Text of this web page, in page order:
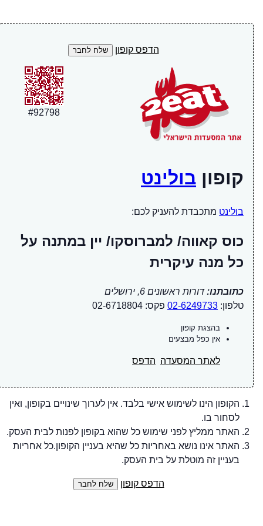
הדפס קופון
#92798
קופון בולינט
בולינט מתכבדת להעניק לכם:
כוס קאווה/ למברוסקו/ יין במתנה על
כל מנה עיקרית
כתובתנו:דורות ראשונים 6, ירושלים
טלפון: 02-6249733 פקס: 02-6718804
בהצגת קופון
אין כפל מבצעים
לאתר המסעדה הדפס
הקופון הינו לשימוש אישי בלבד. אין לערוך שינויים בקופון, ואין
לסחור בו.
האתר ממליץ לפני שימוש כל שהוא בקופון לפנות לבית העסק.
האתר אינו נושא באחריות כל שהיא בעניין הקופון.כל אחריות
בעניין זה מוטלת על בית העסק.
הדפס קופון